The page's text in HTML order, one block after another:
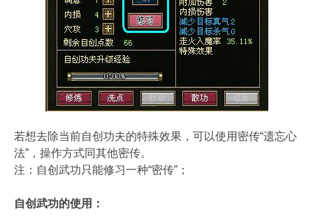
若想去除当前自创功夫的特殊效果，可以使用密传“遗忘心
法”，操作方式同其他密传。
注：自创武功只能修习一种“密传”；
自创武功的使用：